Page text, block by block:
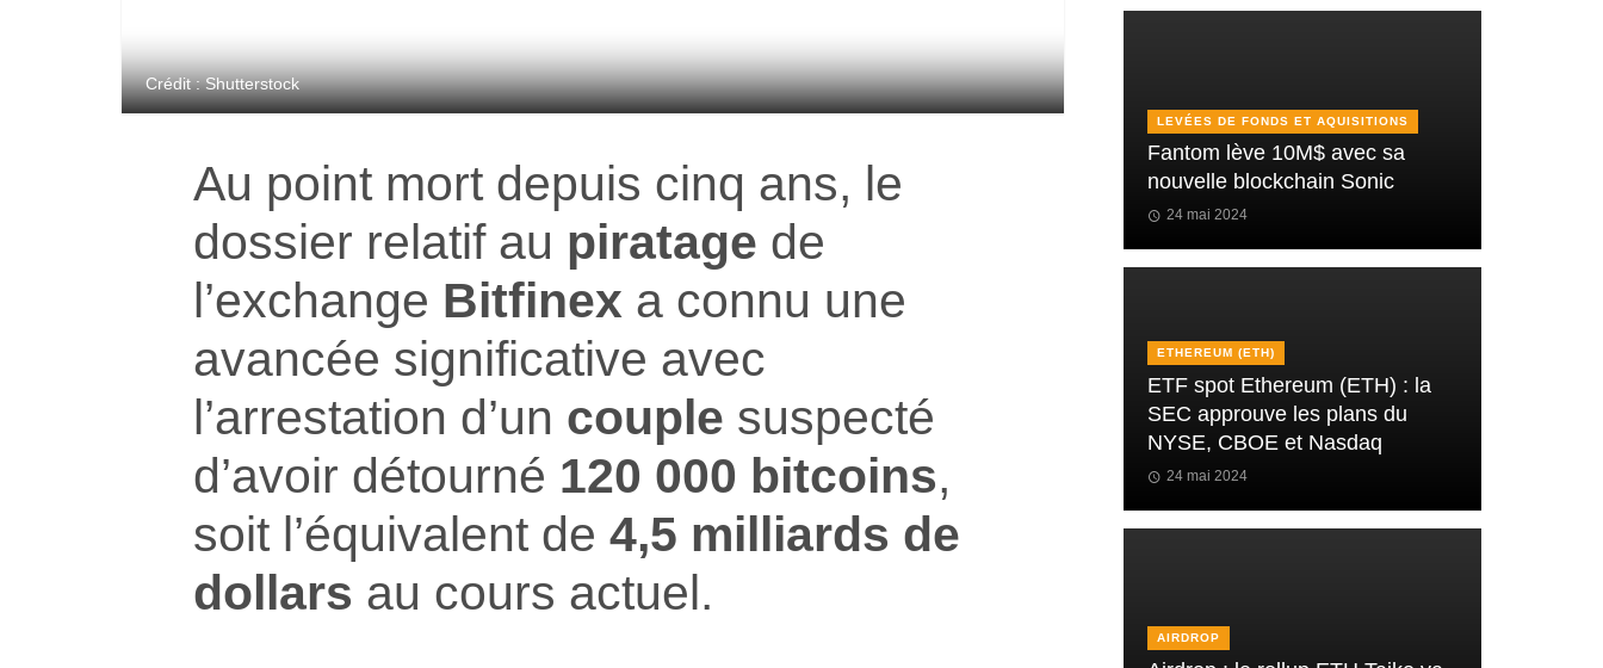
Crédit : Shutterstock
Au point mort depuis cinq ans, le
dossier relatif au piratage de
l’exchange Bitfinex a connu une
avancée significative avec
l’arrestation d’un couple suspecté
d’avoir détourné 120 000 bitcoins,
soit l’équivalent de 4,5 milliards de
dollars au cours actuel.
LEVÉES DE FONDS ET AQUISITIONS
Fantom lève 10M$ avec sa
nouvelle blockchain Sonic
24 mai 2024
ETHEREUM (ETH)
ETF spot Ethereum (ETH) : la
SEC approuve les plans du
NYSE, CBOE et Nasdaq
24 mai 2024
AIRDROP